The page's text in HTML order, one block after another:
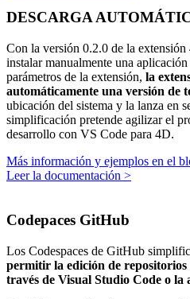
DESCARGA
Con la versión 0.2.0 de la
instalar manualmente una
parámetros de la extensión, la
automáticamente una versión de
ubicación del sistema y la lanza en
simplificación pretende agilizar el
desarrollo con VS Code para 4D.
Más información y ejemplos en el
Leer la documentación >
Codepaces GitHub
Los Codespaces de GitHub
permitir la edición de
través de Visual Studio Code o la